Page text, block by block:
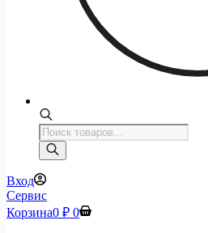
Поиск
товаров
Вход
Сервис
Корзина0 ₽ 0